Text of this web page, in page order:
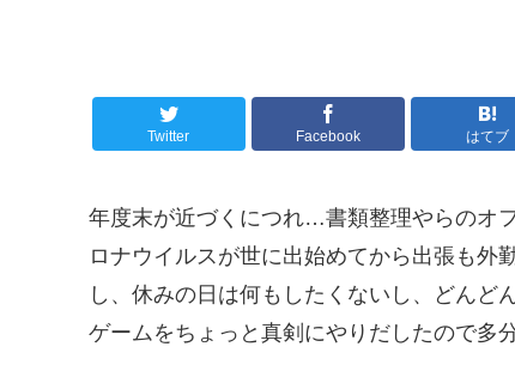
Twitter Facebook はてブ
年度末が近づくにつれ…書類整理やらのオ
ロナウイルスが世に出始めてから出張も外
し、休みの日は何もしたくないし、どんど
ゲームをちょっと真剣にやりだしたので多